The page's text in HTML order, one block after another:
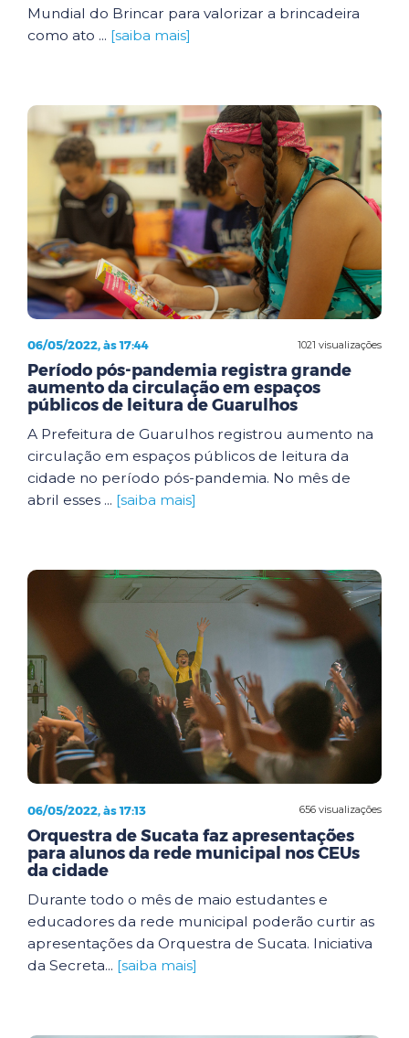
Mundial do Brincar para valorizar a brincadeira
como ato ... [saiba mais]
1021 visualizações
06/05/2022, às 17:44
Período pós-pandemia registra grande
aumento da circulação em espaços
públicos de leitura de Guarulhos
A Prefeitura de Guarulhos registrou aumento na
circulação em espaços públicos de leitura da
cidade no período pós-pandemia. No mês de
abril esses ... [saiba mais]
656 visualizações
06/05/2022, às 17:13
Orquestra de Sucata faz apresentações
para alunos da rede municipal nos CEUs
da cidade
Durante todo o mês de maio estudantes e
educadores da rede municipal poderão curtir as
apresentações da Orquestra de Sucata. Iniciativa
da Secreta... [saiba mais]